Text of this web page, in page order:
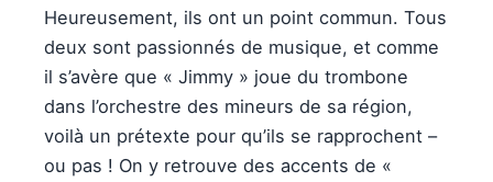
Heureusement, ils ont un point commun. Tous
deux sont passionnés de musique, et comme
il s’avère que « Jimmy » joue du trombone
dans l’orchestre des mineurs de sa région,
voilà un prétexte pour qu’ils se rapprochent – ​​
ou pas ! On y retrouve des accents de «